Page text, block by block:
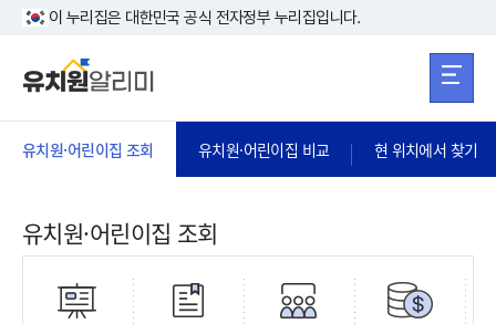
본문 바로가기
이 누리집은 대한민국 공식 전자정부 누리집입니다.
유치원·어린이집 조회 유치원·어린이집 비교 현 위치에서 찾기
유치원·어린이집 조회